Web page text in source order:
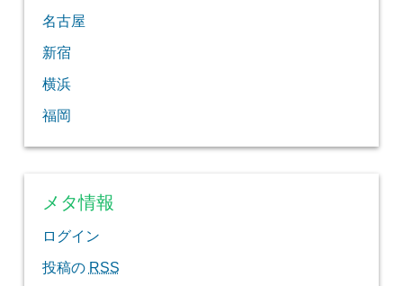
名古屋
新宿
横浜
福岡
メタ情報
ログイン
投稿の RSS